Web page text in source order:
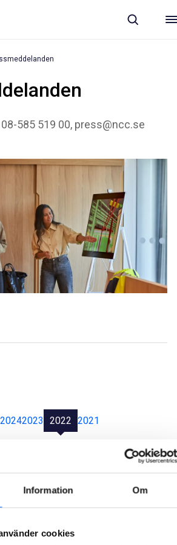
Information Om
cookies
585 519 00, press@ncc.se
20242023 2022 2021
Aug